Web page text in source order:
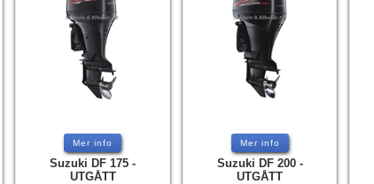
Mer info
Suzuki DF 175 -
UTGÅTT
Mer info
Suzuki DF 200 -
UTGÅTT